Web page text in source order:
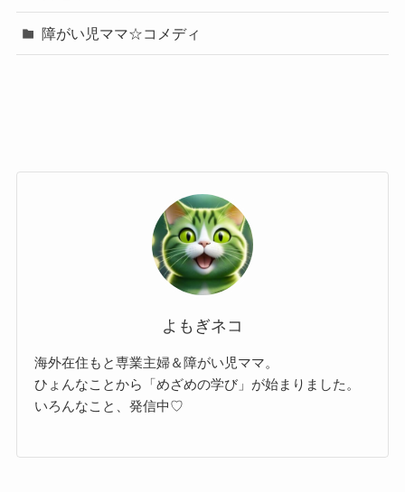
障がい児ママ☆コメディ
よもぎネコ
海外在住もと専業主婦＆障がい児ママ。
ひょんなことから「めざめの学び」が始まりました。
いろんなこと、発信中♡